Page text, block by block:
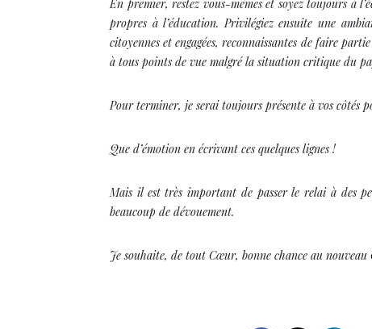
En premier, restez vous-mêmes et soyez toujours à
propres à l’éducation. Privilégiez ensuite une
citoyennes et engagées, reconnaissantes de faire
à tous points de vue malgré la situation critique du
Pour terminer, je serai toujours présente à vos côtés
Que d’émotion en écrivant ces quelques lignes !
Mais il est très important de passer le relai à des
beaucoup de dévouement.
Je souhaite, de tout Cœur, bonne chance au nouveau